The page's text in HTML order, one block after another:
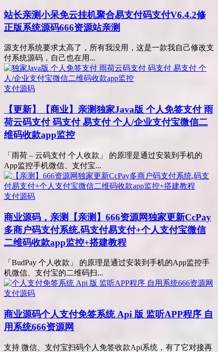
站长亲测小呆免云挂机聚合易支付码支付V6.4.2修
正版系统源码666资源站亲测
源支付系统要求太高了，所有我没用，这是一款我自己修改支
付系统源码，自己也在用...
支付源码
【更新】【商业】亲测独家Java版 个人免签支付 雨
荷云码支付 码支付 易支付 个人/企业支付宝微信二
维码收款app监控
「雨荷 – 云码支付 个人收款」 的原理是通过安装到手机的
App监控手机微信、支付宝...
支付源码
商业源码，亲测
【亲测】666资源网独家更新CcPay
多商户码支付系统,码支付易支付+个人支付宝微信
二维码收款app监控+搭建教程
「BudPay 个人收款」 的原理是通过安装到手机的App监控手
机微信、支付宝的二维码扫...
支付源码
商业源码个人支付免签系统 Api 版 监听APP程序 自
用系统666资源网
支持 微信、支付宝扫码个人免签收款Api系统，有了它对接再